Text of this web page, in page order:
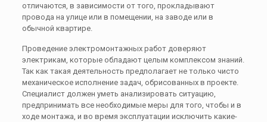
отличаются, в зависимости от того, прокладывают
провода на улице или в помещении, на заводе или в
обычной квартире.
Проведение электромонтажных работ доверяют
электрикам, которые обладают целым комплексом знаний.
Так как такая деятельность предполагает не только чисто
механическое исполнение задач, обрисованных в проекте.
Специалист должен уметь анализировать ситуацию,
предпринимать все необходимые меры для того, чтобы и в
ходе монтажа, и во время эксплуатации исключить какие-